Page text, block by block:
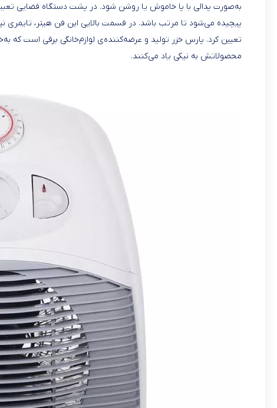
به‌صورت پدالی با پا خاموش یا روشن شود. در پشت دستگاه فضایی
پیچیده می‌شود تا مرتب باشد. در قسمت بالایی این فن هیتر، تایمری
تعیین کرد. پارس خزر تولید و عرضه‌کننده‌ی لوازم‌خانگی برقی است که
محصولاتش به نیکی یاد می‌کنند.